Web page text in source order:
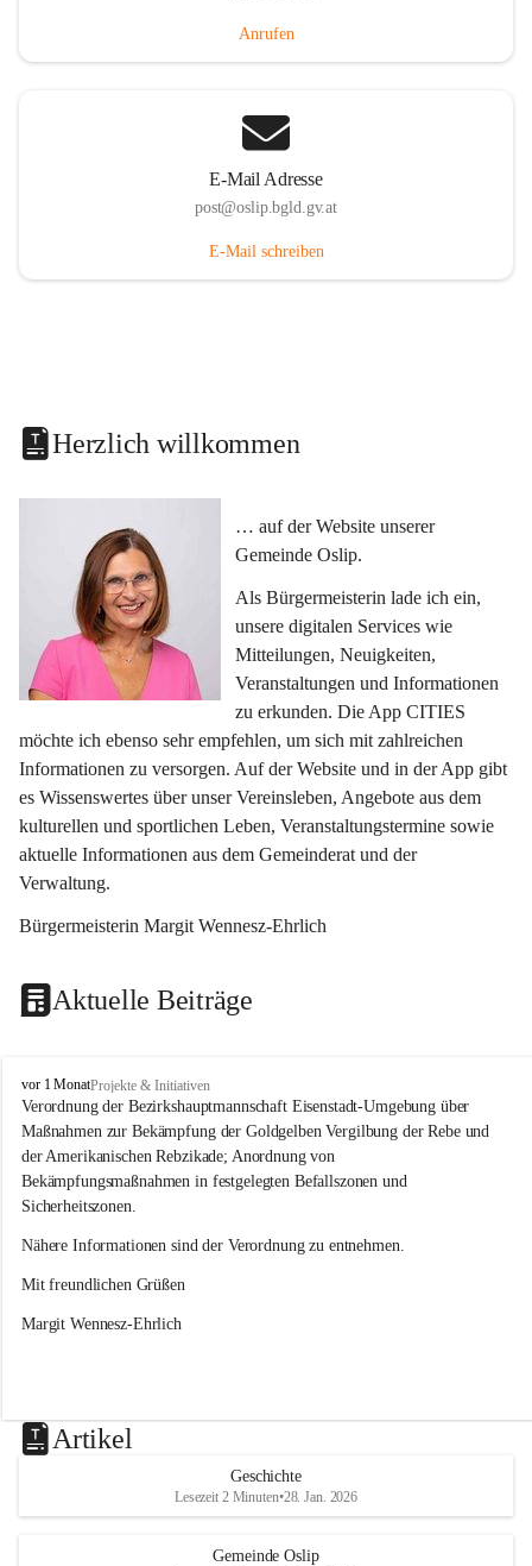
Anrufen
E-Mail Adresse
post@oslip.bgld.gv.at
E-Mail schreiben
Herzlich willkommen
… auf der Website unserer
Gemeinde Oslip.
Als Bürgermeisterin lade ich ein,
unsere digitalen Services wie
Mitteilungen, Neuigkeiten,
Veranstaltungen und Informationen
zu erkunden. Die App CITIES
möchte ich ebenso sehr empfehlen, um sich mit zahlreichen
Informationen zu versorgen. Auf der Website und in der App gibt
es Wissenswertes über unser Vereinsleben, Angebote aus dem
kulturellen und sportlichen Leben, Veranstaltungstermine sowie
aktuelle Informationen aus dem Gemeinderat und der
Verwaltung.
Bürgermeisterin Margit Wennesz-Ehrlich
Aktuelle Beiträge
O
s
l
i
p
vor 1 MonatProjekte & Initiativen
Verordnung der Bezirkshauptmannschaft Eisenstadt-Umgebung über
Maßnahmen zur Bekämpfung der Goldgelben Vergilbung der Rebe und
der Amerikanischen Rebzikade; Anordnung von
Bekämpfungsmaßnahmen in festgelegten Befallszonen und
Sicherheitszonen.
Nähere Informationen sind der Verordnung zu entnehmen.
Mit freundlichen Grüßen
Margit Wennesz-Ehrlich
Artikel
Geschichte
Lesezeit 2 Minuten•28. Jan. 2026
Gemeinde Oslip